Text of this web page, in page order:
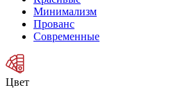
Минимализм
Прованс
Современные
Цвет